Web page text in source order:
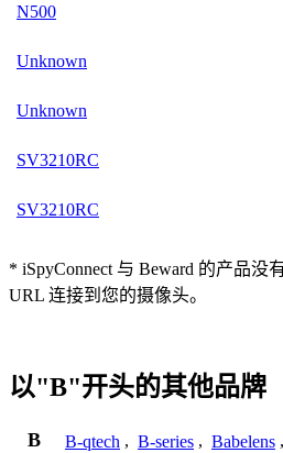
N500
Unknown
Unknown
SV3210RC
SV3210RC
* iSpyConnect 与 Beward 的产品
URL 连接到您的摄像头。
以"B"开头的其他品牌
B B-qtech , B-series , Babelens ,